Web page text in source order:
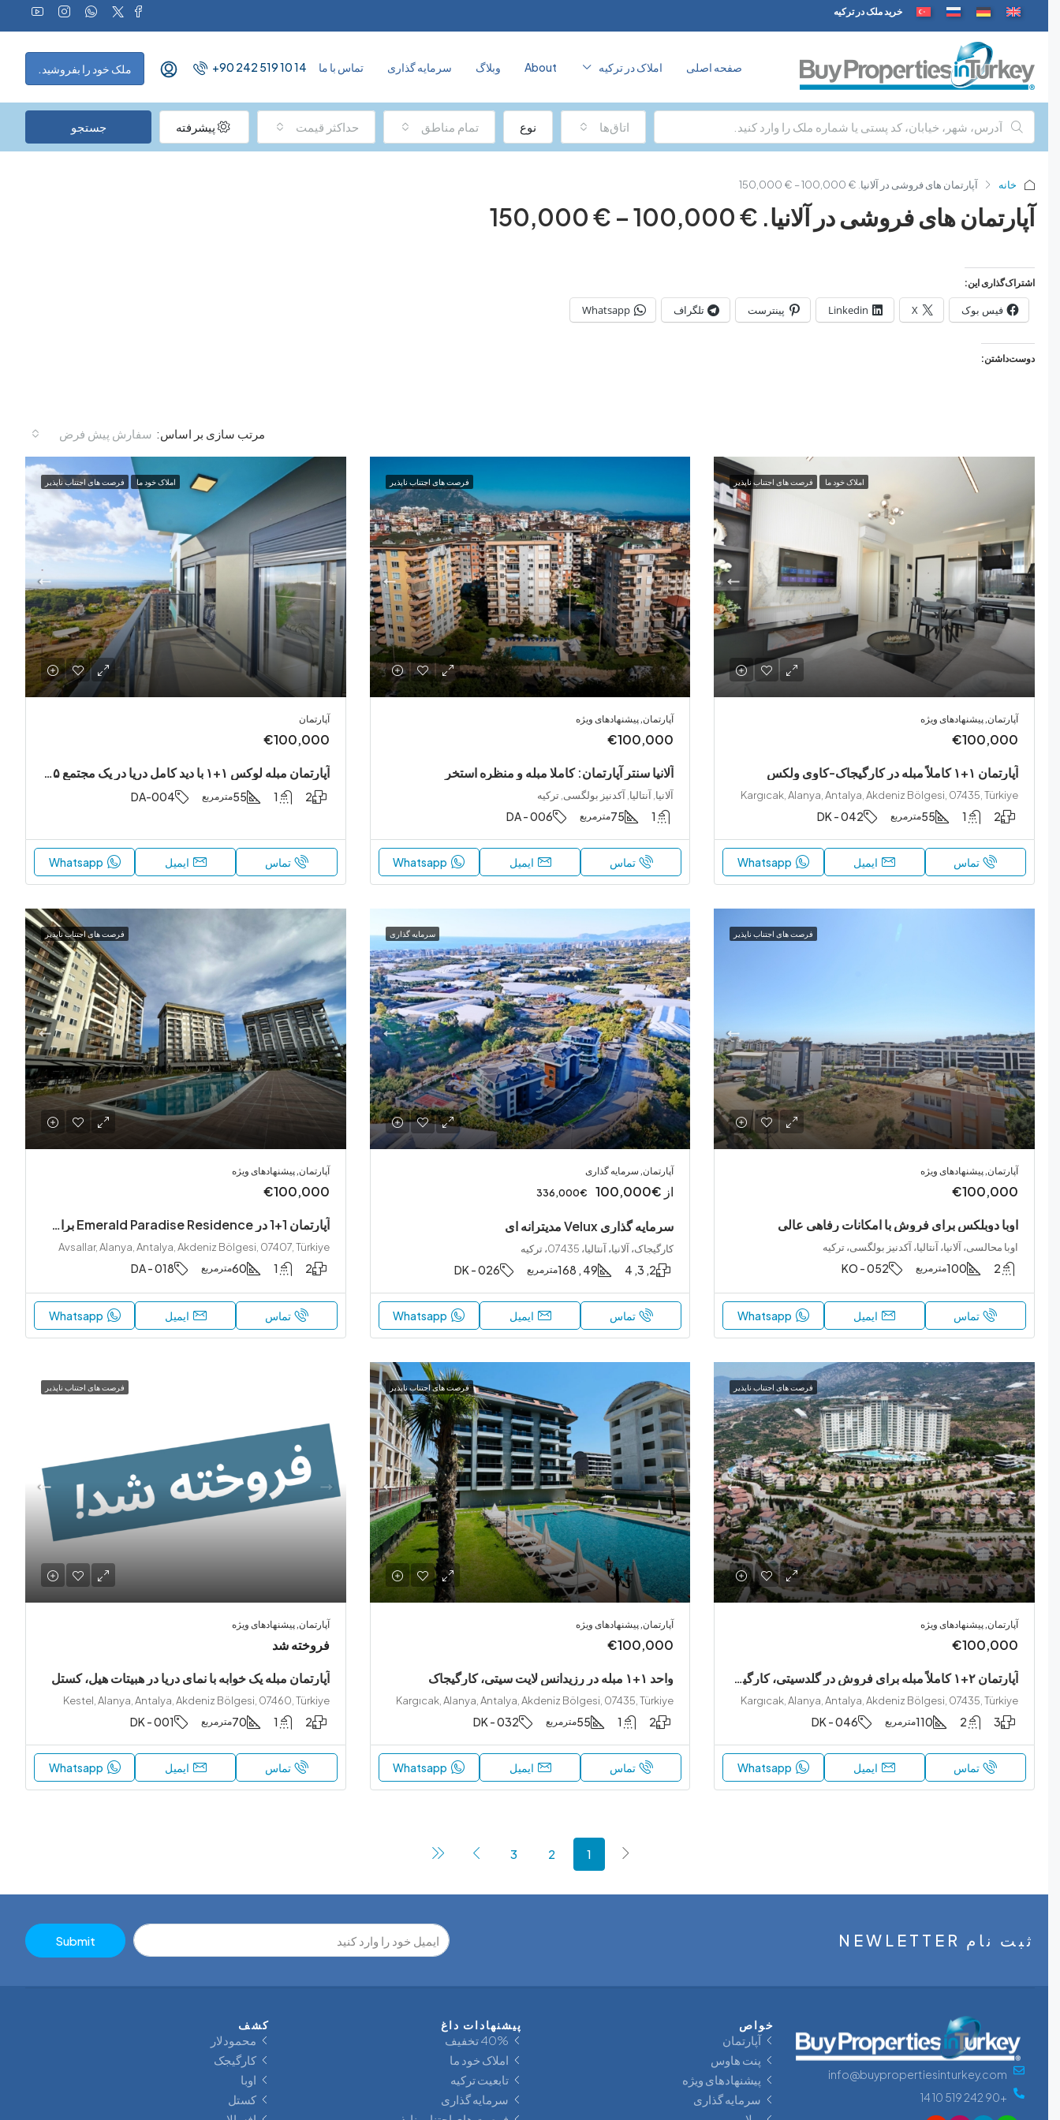
خرید ملک در ترکیه
صفحه اصلی املاک در ترکیه About وبلاگ سرمایه‌ گذاری تماس با ما +90 242 519 10 14 ملک خود را بفروشید.
اتاق‌ها نوع تمام مناطق حداکثر قیمت پیشرفته جستجو
خانه آپارتمان های فروشی در آلانیا. € 100,000 – € 150,000
آپارتمان های فروشی در آلانیا. € 100,000 – € 150,000
اشتراک‌گذاری این:
فیس بوک X
Linkedin پینترست تلگراف Whatsapp
دوست‌داشتن:
مرتب سازی بر اساس: سفارش پیش فرض
املاک خود ما فرصت های اجتناب ناپذیر
آپارتمان, پیشنهادهای ویژه
€100,000
آپارتمان ۱+۱ کاملاً مبله در کارگیجاک-کاوی ولکس
Kargıcak, Alanya, Antalya, Akdeniz Bölgesi, 07435, Türkiye
2
1
55مترمربع DK - 042
تماس ایمیل Whatsapp
فرصت های اجتناب ناپذیر
آپارتمان, پیشنهادهای ویژه
€100,000
آلانیا سنتر آپارتمان: کاملا مبله و منظره استخر
آلانیا, آنتالیا, آکدنیز بولگسی, ترکیه
1
75مترمربع DA - 006
تماس ایمیل Whatsapp
املاک خود ما فرصت های اجتناب ناپذیر
آپارتمان
€100,000
آپارتمان مبله لوکس ۱+۱ با دید کامل دریا در یک مجتمع ۵ ستاره
2
1
55مترمربع DA-004
تماس ایمیل Whatsapp
فرصت های اجتناب ناپذیر
آپارتمان, پیشنهادهای ویژه
€100,000
اوبا دوبلکس برای فروش با امکانات رفاهی عالی
اوبا محالسی، آلانیا، آنتالیا، آکدنیز بولگسی، ترکیه
2
100مترمربع KO - 052
تماس ایمیل Whatsapp
سرمایه‌ گذاری
آپارتمان, سرمایه‌ گذاری
€100,000
€336,000
سرمایه گذاری Velux مدیترانه ای
کارگیجاک، آلانیا، آنتالیا، 07435، ترکیه
2, 3, 4
49 , 168 مترمربع DK - 026
تماس ایمیل Whatsapp
فرصت های اجتناب ناپذیر
آپارتمان, پیشنهادهای ویژه
€100,000
آپارتمان 1+1 در Emerald Paradise Residence برای فروش – با منظره دریا و استخر
Avsallar, Alanya, Antalya, Akdeniz Bölgesi, 07407, Türkiye
2
1
60مترمربع DA - 018
تماس ایمیل Whatsapp
فرصت های اجتناب ناپذیر
آپارتمان, پیشنهادهای ویژه
€100,000
آپارتمان ۲+۱ کاملاً مبله برای فروش در گلدسیتی، کارگیجاک
Kargıcak, Alanya, Antalya, Akdeniz Bölgesi, 07435, Türkiye
3
2
110مترمربع DK - 046
تماس ایمیل Whatsapp
فرصت های اجتناب ناپذیر
آپارتمان, پیشنهادهای ویژه
€100,000
واحد ۱+۱ مبله در رزیدانس لایت سیتی، کارگیجاک
Kargıcak, Alanya, Antalya, Akdeniz Bölgesi, 07435, Türkiye
2
1
55مترمربع DK - 032
تماس ایمیل Whatsapp
فرصت های اجتناب ناپذیر
آپارتمان, پیشنهادهای ویژه
فروخته شد
آپارتمان مبله یک خوابه با نمای دریا در هبیتات هیل، کستل
Kestel, Alanya, Antalya, Akdeniz Bölgesi, 07460, Türkiye
2
1
70مترمربع DK - 001
تماس ایمیل Whatsapp
ثبت نام NEWLETTER Submit
info@buypropertiesinturkey.com
+90 242 519 10 14
خواص
آپارتمان
پنت‌ هاوس
پیشنهادهای ویژه
سرمایه‌ گذاری
پیشنهادات داغ
40% تخفيف
املاک خود ما
تابعیت ترکیه
سرمایه‌ گذاری
کشف
محمودلار
کارگیجک
اوبا
کستل